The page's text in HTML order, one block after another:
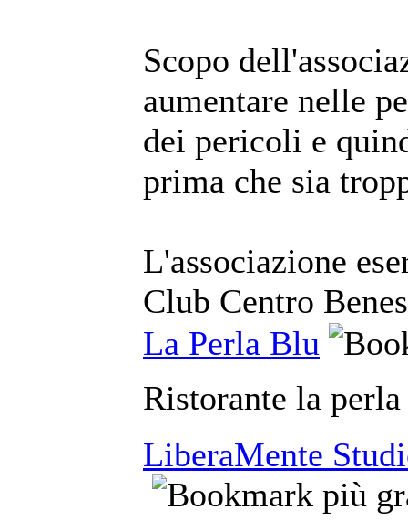
Scopo
aumentare nelle
dei pericoli e
prima che sia
L'associazione
Club Centro
La Perla Blu
Ristorante la
LiberaMente